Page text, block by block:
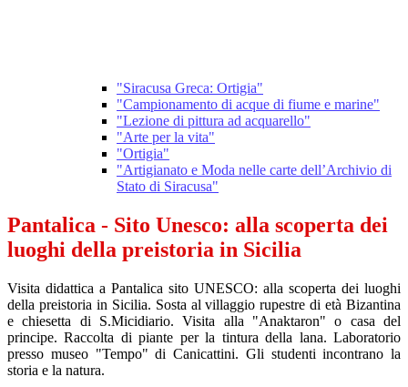
"Siracusa Greca: Ortigia"
"Campionamento di acque di fiume e marine"
"Lezione di pittura ad acquarello"
"Arte per la vita"
"Ortigia"
"Artigianato e Moda nelle carte dell’Archivio di
Stato di Siracusa"
Pantalica - Sito Unesco: alla scoperta dei
luoghi della preistoria in Sicilia
Visita didattica a Pantalica sito UNESCO: alla scoperta dei luoghi
della preistoria in Sicilia. Sosta al villaggio rupestre di età Bizantina
e chiesetta di S.Micidiario. Visita alla "Anaktaron" o casa del
principe. Raccolta di piante per la tintura della lana. Laboratorio
presso museo "Tempo" di Canicattini. Gli studenti incontrano la
storia e la natura.